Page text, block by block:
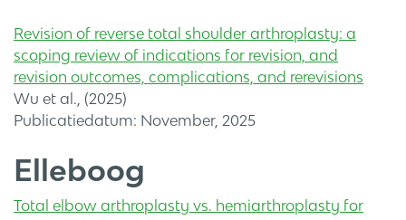
Revision of reverse total shoulder arthroplasty: a
scoping review of indications for revision, and
revision outcomes, complications, and rerevisions
Wu et al., (2025)
Publicatiedatum: November, 2025
Elleboog
Total elbow arthroplasty vs. hemiarthroplasty for